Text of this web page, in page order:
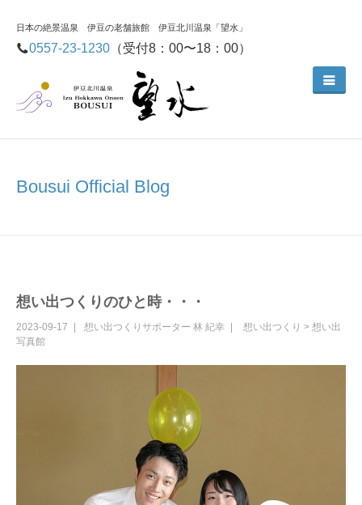
日本の絶景温泉 伊豆の老舗旅館 伊豆北川温泉「望水」
0557-23-1230 （受付8：00〜18：00）
Bousui Official Blog
想い出つくりのひと時・・・
2023-09-17 想い出つくりサポーター 林 紀幸 想い出つくり > 想い出
写真館